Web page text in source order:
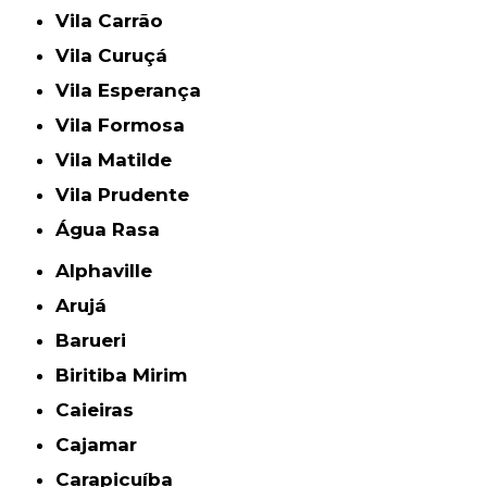
Vila Carrão
Vila Curuçá
Vila Esperança
Vila Formosa
Vila Matilde
Vila Prudente
Água Rasa
Alphaville
Arujá
Barueri
Biritiba Mirim
Caieiras
Cajamar
Carapicuíba